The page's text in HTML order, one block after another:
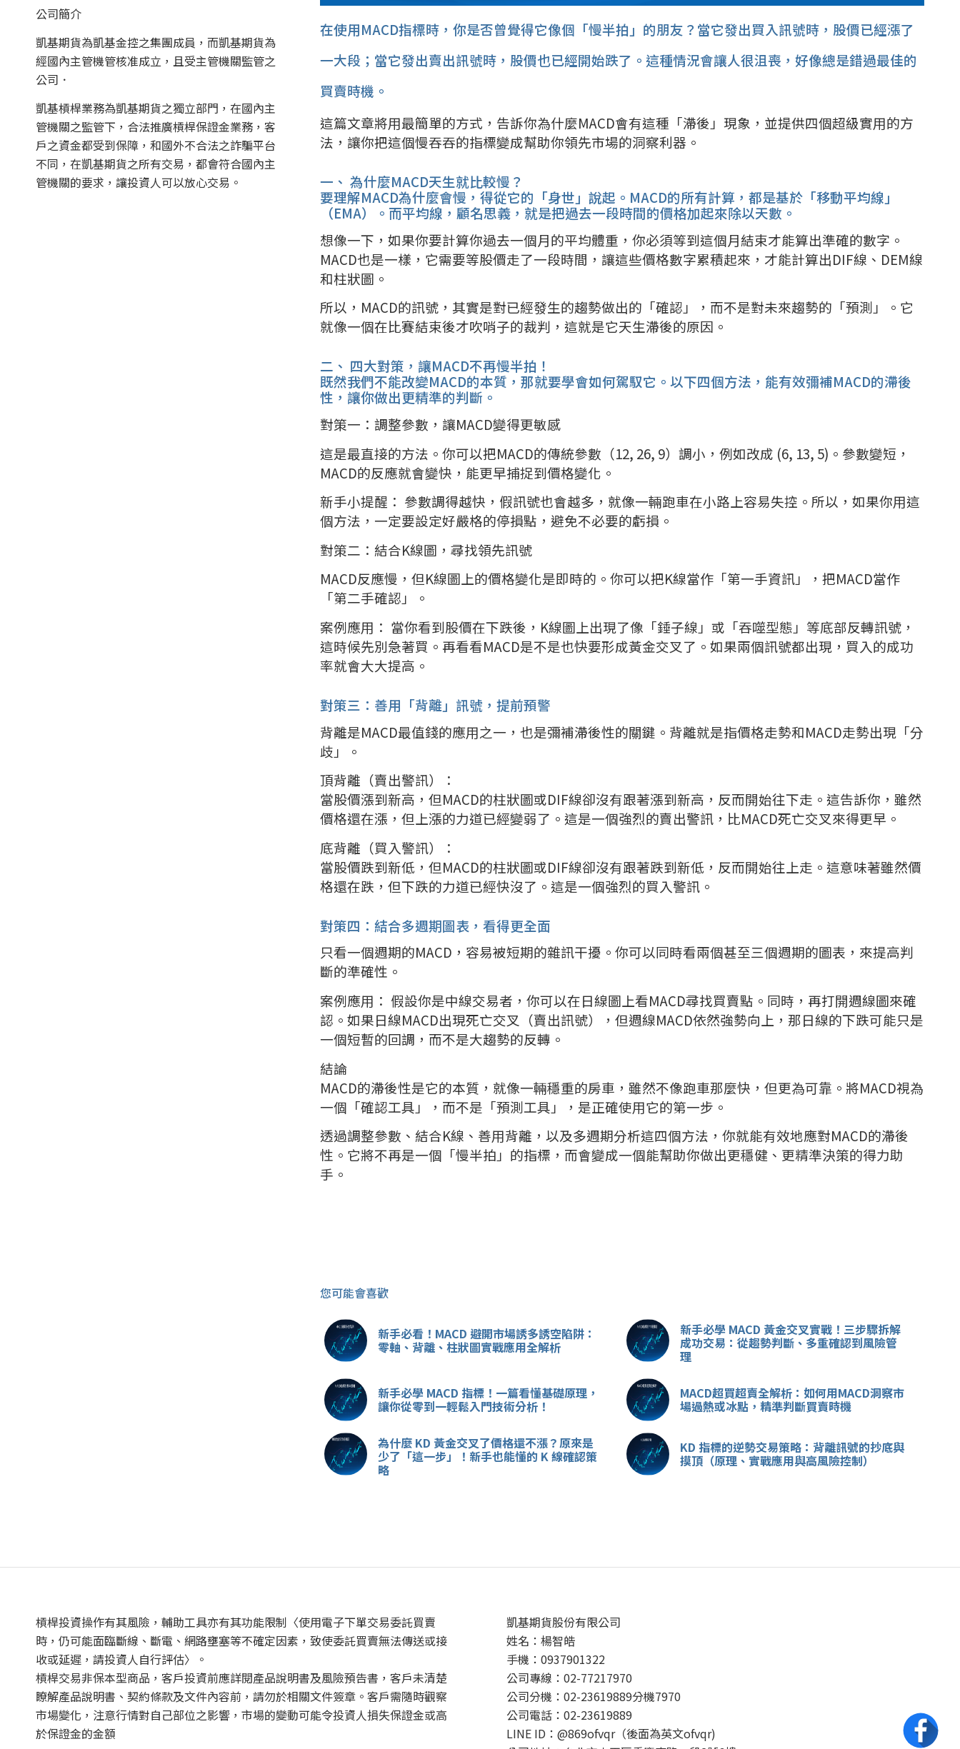
在使用MACD指標時，你是否曾覺得它像個「慢半拍」的朋友？當它發出買入訊號時，股價已經漲了
一大段；當它發出賣出訊號時，股價也已經開始跌了。這種情況會讓人很沮喪，好像總是錯過最佳的
買賣時機。
這篇文章將用最簡單的方式，告訴你為什麼MACD會有這種「滯後」現象，並提供四個超級實用的方
法，讓你把這個慢吞吞的指標變成幫助你領先市場的洞察利器。
一、 為什麼MACD天生就比較慢？
要理解MACD為什麼會慢，得從它的「身世」說起。MACD的所有計算，都是基於「移動平均線」
（EMA）。而平均線，顧名思義，就是把過去一段時間的價格加起來除以天數。
想像一下，如果你要計算你過去一個月的平均體重，你必須等到這個月結束才能算出準確的數字。
MACD也是一樣，它需要等股價走了一段時間，讓這些價格數字累積起來，才能計算出DIF線、DEM線
和柱狀圖。
所以，MACD的訊號，其實是對已經發生的趨勢做出的「確認」，而不是對未來趨勢的「預測」。它
就像一個在比賽結束後才吹哨子的裁判，這就是它天生滯後的原因。
二、 四大對策，讓MACD不再慢半拍！
既然我們不能改變MACD的本質，那就要學會如何駕馭它。以下四個方法，能有效彌補MACD的滯後
性，讓你做出更精準的判斷。
對策一：調整參數，讓MACD變得更敏感
這是最直接的方法。你可以把MACD的傳統參數（12, 26, 9）調小，例如改成 (6, 13, 5)。參數變短，
MACD的反應就會變快，能更早捕捉到價格變化。
新手小提醒： 參數調得越快，假訊號也會越多，就像一輛跑車在小路上容易失控。所以，如果你用這
個方法，一定要設定好嚴格的停損點，避免不必要的虧損。
對策二：結合K線圖，尋找領先訊號
MACD反應慢，但K線圖上的價格變化是即時的。你可以把K線當作「第一手資訊」，把MACD當作
「第二手確認」。
案例應用： 當你看到股價在下跌後，K線圖上出現了像「錘子線」或「吞噬型態」等底部反轉訊號，
這時候先別急著買。再看看MACD是不是也快要形成黃金交叉了。如果兩個訊號都出現，買入的成功
率就會大大提高。
對策三：善用「背離」訊號，提前預警
背離是MACD最值錢的應用之一，也是彌補滯後性的關鍵。背離就是指價格走勢和MACD走勢出現「分
歧」。
頂背離（賣出警訊）：
當股價漲到新高，但MACD的柱狀圖或DIF線卻沒有跟著漲到新高，反而開始往下走。這告訴你，雖然
價格還在漲，但上漲的力道已經變弱了。這是一個強烈的賣出警訊，比MACD死亡交叉來得更早。
底背離（買入警訊）：
當股價跌到新低，但MACD的柱狀圖或DIF線卻沒有跟著跌到新低，反而開始往上走。這意味著雖然價
格還在跌，但下跌的力道已經快沒了。這是一個強烈的買入警訊。
對策四：結合多週期圖表，看得更全面
只看一個週期的MACD，容易被短期的雜訊干擾。你可以同時看兩個甚至三個週期的圖表，來提高判
斷的準確性。
案例應用： 假設你是中線交易者，你可以在日線圖上看MACD尋找買賣點。同時，再打開週線圖來確
認。如果日線MACD出現死亡交叉（賣出訊號），但週線MACD依然強勢向上，那日線的下跌可能只是
一個短暫的回調，而不是大趨勢的反轉。
結論
MACD的滯後性是它的本質，就像一輛穩重的房車，雖然不像跑車那麼快，但更為可靠。將MACD視為
一個「確認工具」，而不是「預測工具」，是正確使用它的第一步。
透過調整參數、結合K線、善用背離，以及多週期分析這四個方法，你就能有效地應對MACD的滯後
性。它將不再是一個「慢半拍」的指標，而會變成一個能幫助你做出更穩健、更精準決策的得力助
手。
您可能會喜歡
新手必看！MACD 避開市場誘多誘空陷阱：
零軸、背離、柱狀圖實戰應用全解析
新手必學 MACD 黃金交叉實戰！三步驟拆解
成功交易：從趨勢判斷、多重確認到風險管
理
新手必學 MACD 指標！一篇看懂基礎原理，
讓你從零到一輕鬆入門技術分析！
MACD超買超賣全解析：如何用MACD洞察市
場過熱或冰點，精準判斷買賣時機
為什麼 KD 黃金交叉了價格還不漲？原來是
少了「這一步」！新手也能懂的 K 線確認策
略
KD 指標的逆勢交易策略：背離訊號的抄底與
摸頂（原理、實戰應用與高風險控制）
公司簡介
凱基期貨為凱基金控之集團成員，而凱基期貨為
經國內主管機管核准成立，且受主管機關監管之
公司．
凱基槓桿業務為凱基期貨之獨立部門，在國內主
管機關之監管下，合法推廣槓桿保證金業務，客
戶之資金都受到保障，和國外不合法之詐騙平台
不同，在凱基期貨之所有交易，都會符合國內主
管機關的要求，讓投資人可以放心交易。
槓桿投資操作有其風險，輔助工具亦有其功能限制〈使用電子下單交易委託買賣
時，仍可能面臨斷線、斷電、網路壅塞等不確定因素，致使委託買賣無法傳送或接
收或延遲，請投資人自行評估〉。
槓桿交易非保本型商品，客戶投資前應詳閱產品說明書及風險預告書，客戶未清楚
瞭解產品說明書、契約條款及文件內容前，請勿於相關文件簽章。客戶需隨時觀察
市場變化，注意行情對自己部位之影響，市場的變動可能令投資人損失保證金或高
於保證金的金額
凱基期貨股份有限公司
姓名：楊智皓
手機：0937901322
公司專線：02-77217970
公司分機：02-23619889分機7970
公司電話：02-23619889
LINE ID：@869ofvqr（後面為英文ofvqr)